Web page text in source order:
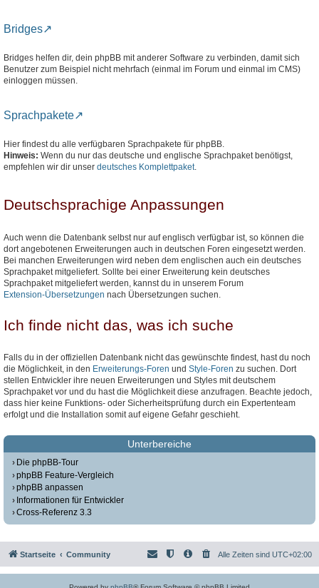
Bridges
Bridges helfen dir, dein phpBB mit anderer Software zu verbinden, damit sich
Benutzer zum Beispiel nicht mehrfach (einmal im Forum und einmal im CMS)
einloggen müssen.
Sprachpakete
Hier findest du alle verfügbaren Sprachpakete für phpBB.
Hinweis: Wenn du nur das deutsche und englische Sprachpaket benötigst,
empfehlen wir dir unser deutsches Komplettpaket.
Deutschsprachige Anpassungen
Auch wenn die Datenbank selbst nur auf englisch verfügbar ist, so können die
dort angebotenen Erweiterungen auch in deutschen Foren eingesetzt werden.
Bei manchen Erweiterungen wird neben dem englischen auch ein deutsches
Sprachpaket mitgeliefert. Sollte bei einer Erweiterung kein deutsches
Sprachpaket mitgeliefert werden, kannst du in unserem Forum
Extension-Übersetzungen nach Übersetzungen suchen.
Ich finde nicht das, was ich suche
Falls du in der offiziellen Datenbank nicht das gewünschte findest, hast du noch
die Möglichkeit, in den Erweiterungs-Foren und Style-Foren zu suchen. Dort
stellen Entwickler ihre neuen Erweiterungen und Styles mit deutschem
Sprachpaket vor und du hast die Möglichkeit diese anzufragen. Beachte jedoch,
dass hier keine Funktions- oder Sicherheitsprüfung durch ein Expertenteam
erfolgt und die Installation somit auf eigene Gefahr geschieht.
Unterbereiche
Die phpBB-Tour
phpBB Feature-Vergleich
phpBB anpassen
Informationen für Entwickler
Cross-Referenz 3.3
Startseite Community Alle Zeiten sind UTC+02:00